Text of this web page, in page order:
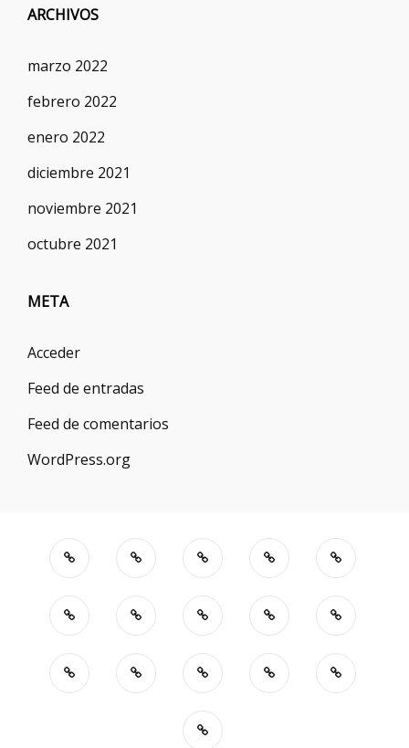
ARCHIVOS
marzo 2022
febrero 2022
enero 2022
diciembre 2021
noviembre 2021
octubre 2021
META
Acceder
Feed de entradas
Feed de comentarios
WordPress.org